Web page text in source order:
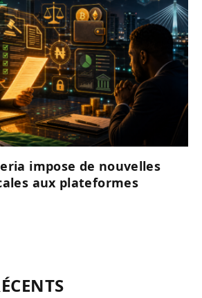
impose de nouvelles
aux plateformes